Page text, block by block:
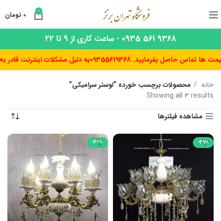
0
0 تومان
9368 561 0935 - ساعت کاری از 9 تا 22
به دلیل مشکلات اینترنت قادر به حاصل بفرمایید. 09355619368
خانه
محصولات برچسب خورده “لوستر سرامیکی”
Showing all 3 results
مشاهده فیلترها
-29%
-32%